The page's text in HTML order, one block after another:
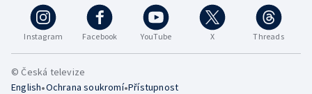
Instagram Facebook YouTube X Threads
© Česká televize
English•Ochrana soukromí•Přístupnost